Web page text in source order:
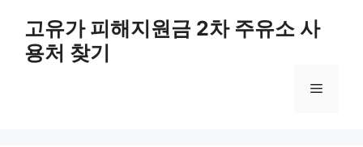
고유가 피해지원금 2차 주유소 사
용처 찾기
메